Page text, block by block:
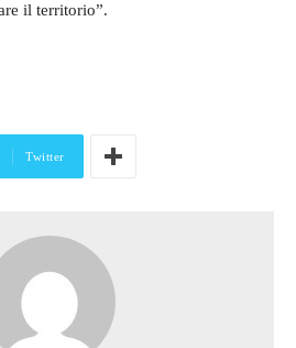
il territorio”.
Twitter